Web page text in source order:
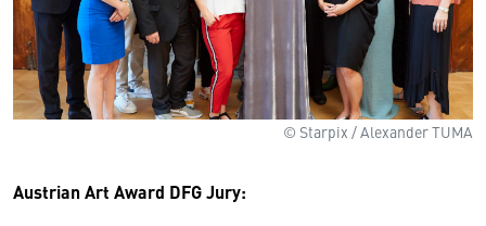
© Starpix / Alexander TUMA
Austrian Art Award DFG Jury: